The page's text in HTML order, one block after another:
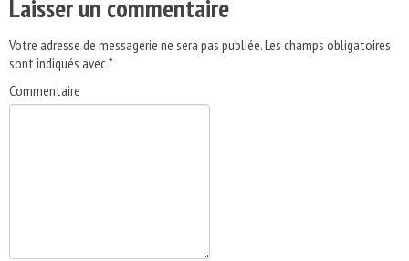
Laisser un commentaire
Votre adresse de messagerie ne sera pas publiée.Les champs obligatoires
sont indiqués avec*
Commentaire